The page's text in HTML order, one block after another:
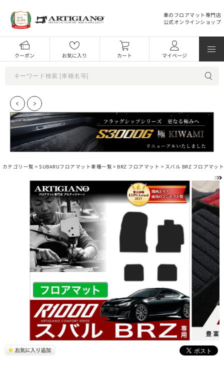
車のフロアマット専門店
公式オンラインショップ
クーポン お気に入り カート マイページ
カテゴリ一覧 >SUBARUフロアマット車種一覧 > BRZ フロアマット > スバル BRZ フロアマッ